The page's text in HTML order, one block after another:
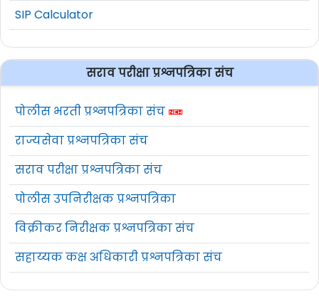
SIP Calculator
सराव परीक्षा प्रश्नपत्रिका संच
पोलीस भरती प्रश्नपत्रिका संच
राज्यसेवा प्रश्नपत्रिका संच
सराव परीक्षा प्रश्नपत्रिका संच
पोलीस उपनिरीक्षक प्रश्नपत्रिका
विक्रीकर निरीक्षक प्रश्नपत्रिका संच
सहाय्यक कक्ष अधिकारी प्रश्नपत्रिका संच